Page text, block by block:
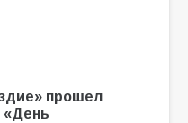
прошел
«День